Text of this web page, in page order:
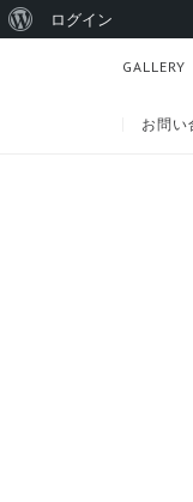
GALLERY
お問い
WordPress
ログイン